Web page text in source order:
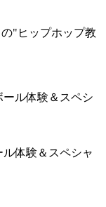
"ヒップホップ教
体験＆スペシャ